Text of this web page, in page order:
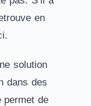
en
solution
dans des
permet de